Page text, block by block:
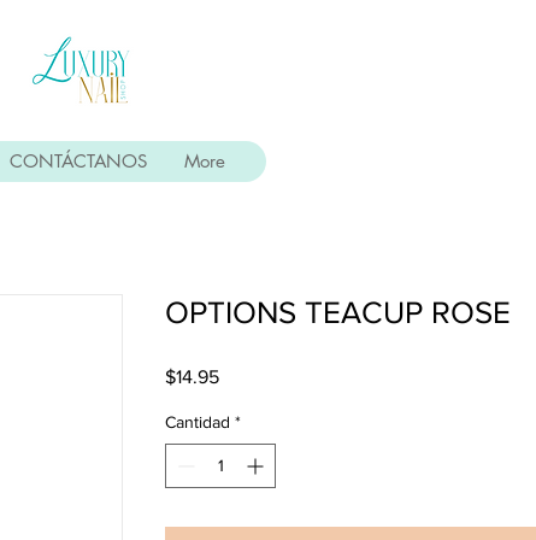
OPTIONS TEACUP ROSE
$14.95Precio
Cantidad *
CONTÁCTANOS More